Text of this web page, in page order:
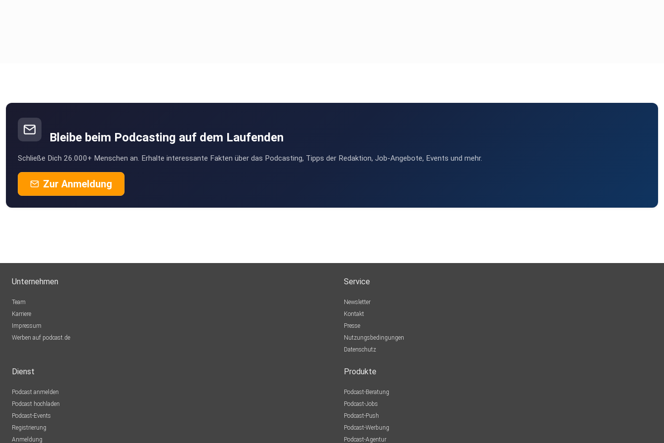
Bleibe beim Podcasting auf dem Laufenden
Schließe Dich 26.000+ Menschen an. Erhalte interessante Fakten über das Podcasting, Tipps der Redaktion, Job-Angebote, Events und mehr.
Zur Anmeldung
Unternehmen
Team
Karriere
Impressum
Werben auf podcast.de
Service
Newsletter
Kontakt
Presse
Nutzungsbedingungen
Datenschutz
Dienst
Podcast anmelden
Podcast hochladen
Podcast-Events
Registrierung
Anmeldung
Produkte
Podcast-Beratung
Podcast-Jobs
Podcast-Push
Podcast-Werbung
Podcast-Agentur